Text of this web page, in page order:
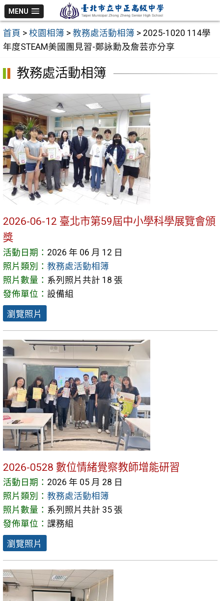
跳
至
主
要
MENU
首頁 > 校園相簿 > 教務處活動相簿 > 2025-1020 114學
年度STEAM美國團見習-鄭詠勳及詹芸亦分享
教務處活動相簿
2026-06-12 臺北市第59屆中小學科學展覽會頒
獎
活動日期： 2026 年 06 月 12 日
照片類別： 教務處活動相簿
照片數量： 系列照片共計 18 張
發佈單位： 設備組
瀏覽照片
2026-0528 數位情緒覺察教師增能研習
活動日期： 2026 年 05 月 28 日
照片類別： 教務處活動相簿
照片數量： 系列照片共計 35 張
發佈單位： 課務組
瀏覽照片